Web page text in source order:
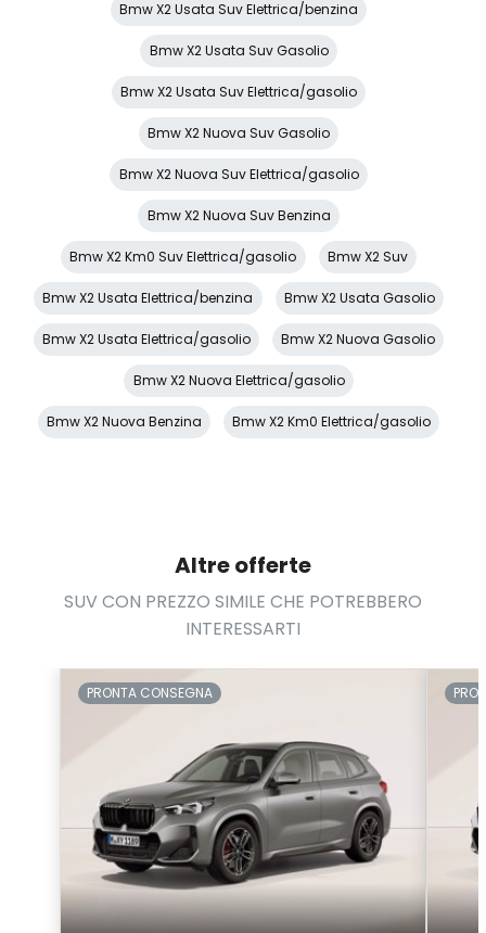
Bmw X2 Usata Suv Elettrica/benzina
Bmw X2 Usata Suv Gasolio
Bmw X2 Usata Suv Elettrica/gasolio
Bmw X2 Nuova Suv Gasolio
Bmw X2 Nuova Suv Elettrica/gasolio
Bmw X2 Nuova Suv Benzina
Bmw X2 Km0 Suv Elettrica/gasolio Bmw X2 Suv
Bmw X2 Usata Elettrica/benzina Bmw X2 Usata Gasolio
Bmw X2 Usata Elettrica/gasolio Bmw X2 Nuova Gasolio
Bmw X2 Nuova Elettrica/gasolio
Bmw X2 Nuova Benzina Bmw X2 Km0 Elettrica/gasolio
Altre offerte
SUV CON PREZZO SIMILE CHE POTREBBERO
INTERESSARTI
PRONTA CONSEGNA